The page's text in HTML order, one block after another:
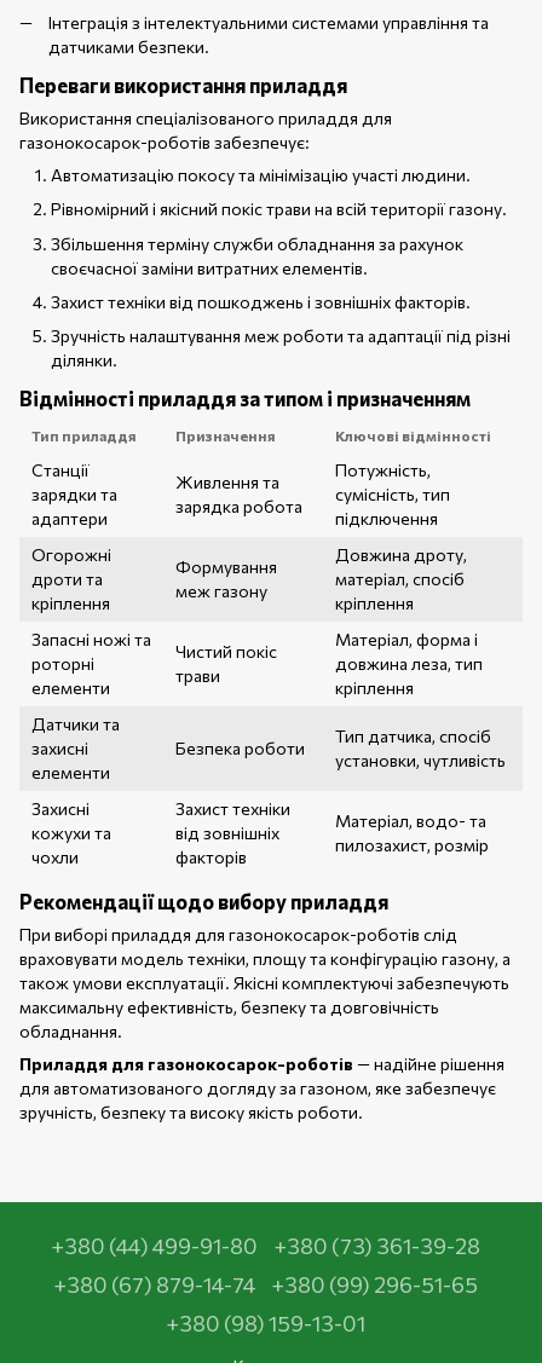
Інтеграція з інтелектуальними системами управління та
датчиками безпеки.
Переваги використання приладдя
Використання спеціалізованого приладдя для
газонокосарок-роботів забезпечує:
Автоматизацію покосу та мінімізацію участі людини.
Рівномірний і якісний покіс трави на всій території газону.
Збільшення терміну служби обладнання за рахунок
своєчасної заміни витратних елементів.
Захист техніки від пошкоджень і зовнішніх факторів.
Зручність налаштування меж роботи та адаптації під різні
ділянки.
Відмінності приладдя за типом і призначенням
Тип приладдя Призначення Ключові відмінності
Станції
зарядки та
адаптери
Живлення та
зарядка робота
Потужність,
сумісність, тип
підключення
Огорожні
дроти та
кріплення
Формування
меж газону
Довжина дроту,
матеріал, спосіб
кріплення
Запасні ножі та
роторні
елементи
Чистий покіс
трави
Матеріал, форма і
довжина леза, тип
кріплення
Датчики та
захисні
елементи
Безпека роботи
Тип датчика, спосіб
установки, чутливість
Захисні
кожухи та
чохли
Захист техніки
від зовнішніх
факторів
Матеріал, водо- та
пилозахист, розмір
Рекомендації щодо вибору приладдя
При виборі приладдя для газонокосарок-роботів слід
враховувати модель техніки, площу та конфігурацію газону, а
також умови експлуатації. Якісні комплектуючі забезпечують
максимальну ефективність, безпеку та довговічність
обладнання.
Приладдя для газонокосарок-роботів — надійне рішення
для автоматизованого догляду за газоном, яке забезпечує
зручність, безпеку та високу якість роботи.
+380 (44) 499-91-80
+380 (73) 361-39-28
+380 (67) 879-14-74
+380 (99) 296-51-65
+380 (98) 159-13-01